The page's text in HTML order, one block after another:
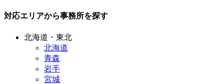
対応エリアから事務所を探す
北海道・東北
北海道
青森
岩手
宮城